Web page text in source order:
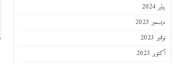
يناير 2024
ديسمبر 2023
نوفمبر 2023
أكتوبر 2023